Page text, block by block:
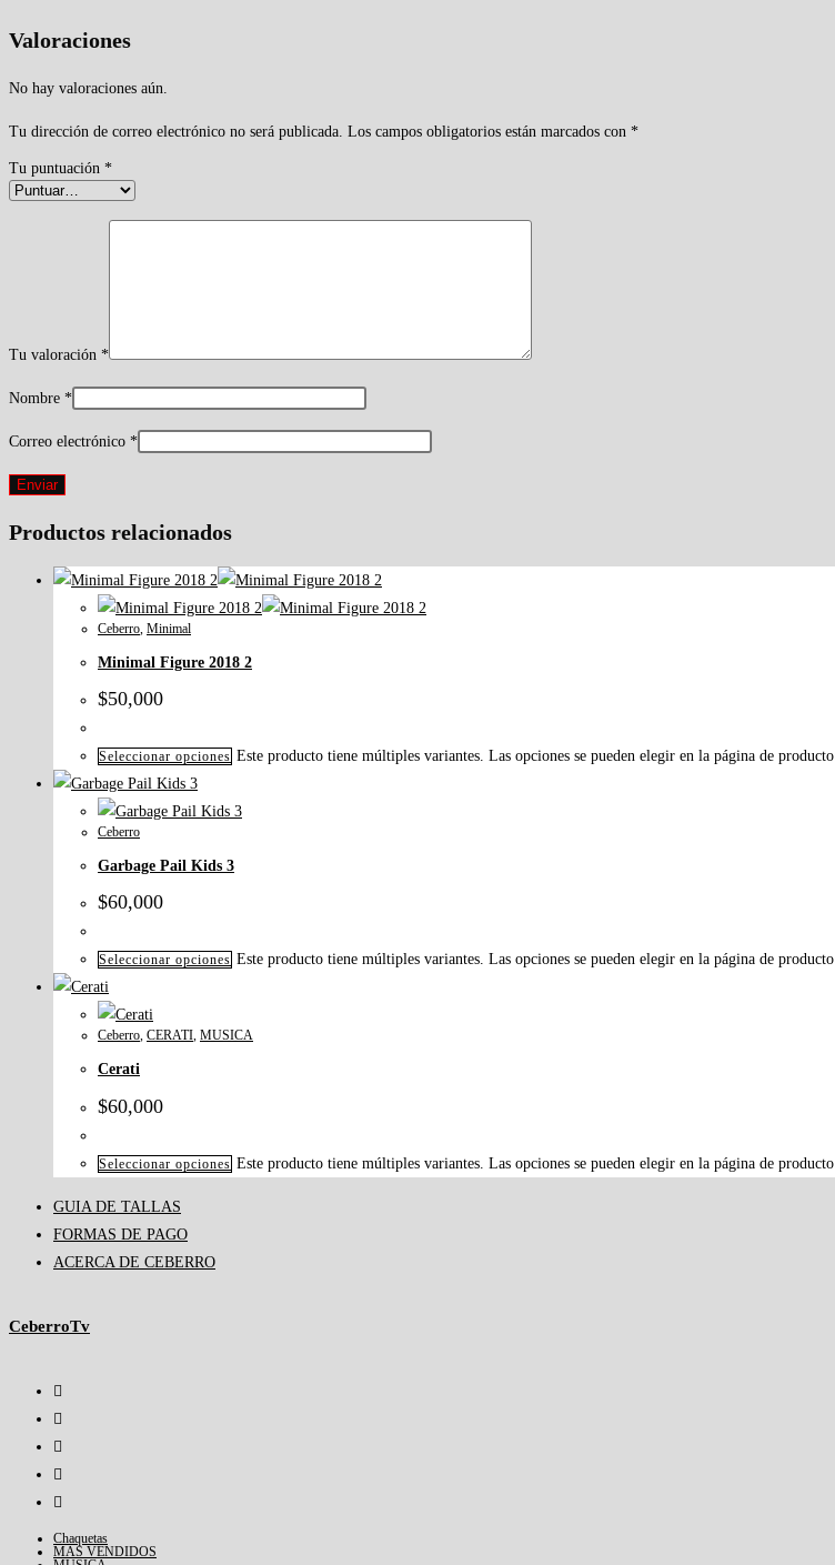
Valoraciones
No hay valoraciones aún.
Tu dirección de correo electrónico no será publicada. Los campos obligatorios están marcados con *
Tu puntuación *
Tu valoración *
Nombre *
Correo electrónico *
Productos relacionados
Ceberro, Minimal
Minimal Figure 2018 2
$50,000
Seleccionar opciones Este producto tiene múltiples variantes. Las opciones se pueden elegir en la página de producto
Ceberro
Garbage Pail Kids 3
$60,000
Seleccionar opciones Este producto tiene múltiples variantes. Las opciones se pueden elegir en la página de producto
Ceberro, CERATI, MUSICA
Cerati
$60,000
Seleccionar opciones Este producto tiene múltiples variantes. Las opciones se pueden elegir en la página de producto
GUIA DE TALLAS
FORMAS DE PAGO
ACERCA DE CEBERRO
CeberroTv
Chaquetas
MAS VENDIDOS